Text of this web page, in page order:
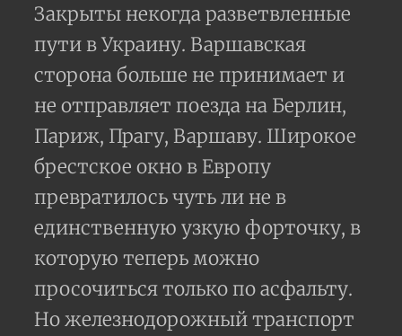
Закрыты некогда разветвленные
пути в Украину. Варшавская
сторона больше не принимает и
не отправляет поезда на Берлин,
Париж, Прагу, Варшаву. Широкое
брестское окно в Европу
превратилось чуть ли не в
единственную узкую форточку, в
которую теперь можно
просочиться только по асфальту.
Но железнодорожный транспорт